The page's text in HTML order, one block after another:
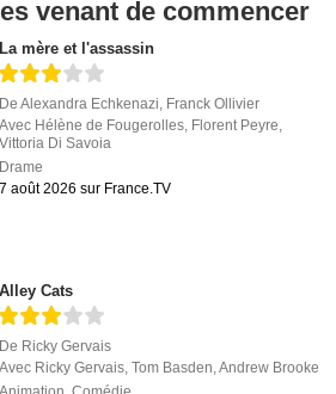
venant de commencer
La mère et l'assassin
DeAlexandra Echkenazi, Franck Ollivier
Avec Hélène de Fougerolles, Florent Peyre,
Vittoria Di Savoia
Drame
7 août 2026 sur France.TV
Alley Cats
De Ricky Gervais
Avec Ricky Gervais,Tom Basden,Andrew Brooke